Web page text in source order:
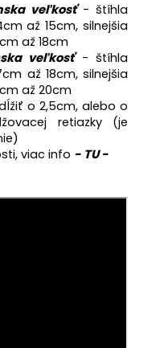
veľkosť- štíhla
až 15cm, silnejšia
až 18cm
veľkosť- štíhla
až 18cm, silnejšia
až 20cm
o 2,5cm, alebo o
retiazky (je
viac info - TU -